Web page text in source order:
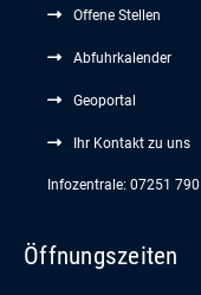
Offene Stellen
Abfuhrkalender
Geoportal
Ihr Kontakt zu uns
Infozentrale: 07251 790
Öffnungszeiten